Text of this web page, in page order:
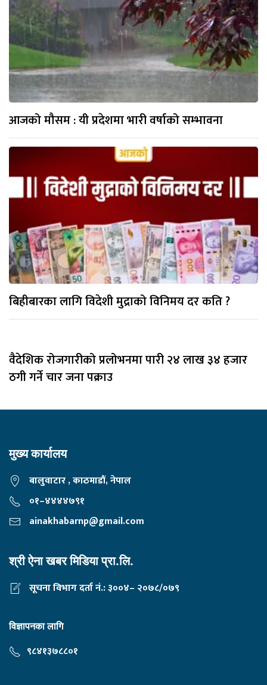
आजको मौसम : यी प्रदेशमा भारी वर्षाको सम्भावना
बिहीबारका लागि विदेशी मुद्राको विनिमय दर कति ?
वैदेशिक रोजगारीको प्रलोभनमा पारी २४ लाख ३४ हजार
ठगी गर्ने चार जना पक्राउ
मुख्य कार्यालय
बालुवाटार , काठमाडौं, नेपाल
०१–४४४४७९१
ainakhabarnp@gmail.com
श्री ऐना खबर मिडिया प्रा.लि.
सूचना विभाग दर्ता नं.: ३००४– २०७८/०७९
विज्ञापनका लागि
९८४१३७८८०१